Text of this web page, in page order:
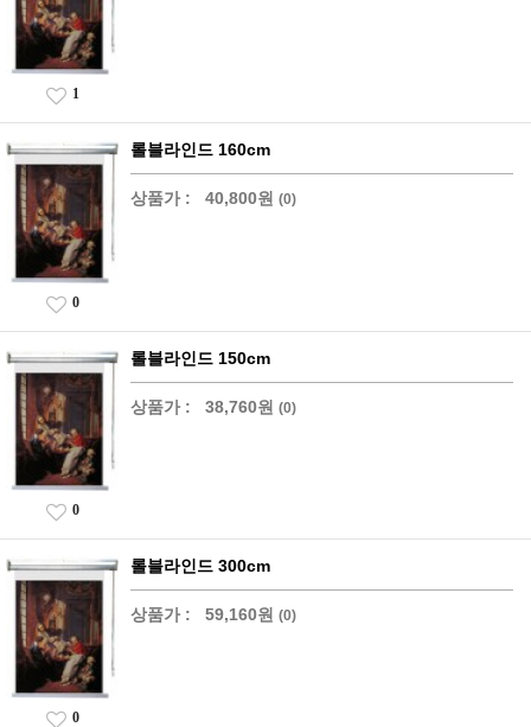
1
롤블라인드 160cm
상품가 : 40,800원 (0)
0
롤블라인드 150cm
상품가 : 38,760원 (0)
0
롤블라인드 300cm
상품가 : 59,160원 (0)
0